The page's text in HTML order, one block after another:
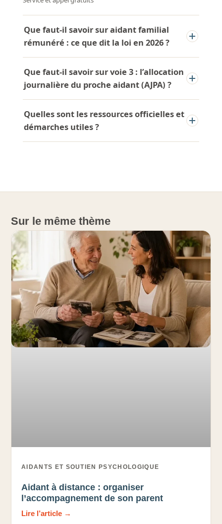
Que faut-il savoir sur aidant familial
rémunéré : ce que dit la loi en 2026 ?
Que faut-il savoir sur voie 3 : l’allocation
journalière du proche aidant (AJPA) ?
Quelles sont les ressources officielles et
démarches utiles ?
Sur le même thème
AIDANTS ET SOUTIEN PSYCHOLOGIQUE
Aidant à distance : organiser
l’accompagnement de son parent
Lire l’article →